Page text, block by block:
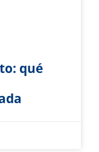
qué